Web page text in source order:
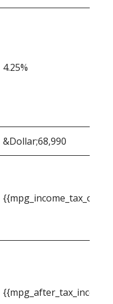
4.25%
&Dollar;68,990